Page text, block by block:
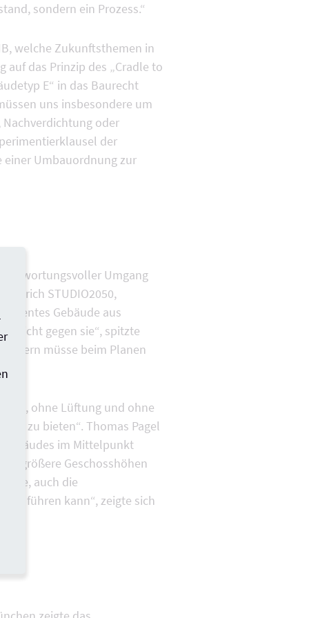
sondern ein Prozess.“
welche Zukunftsthemen in
das Prinzip des „Cradle to
E“ in das Baurecht
uns insbesondere um
Nachverdichtung oder
der
einer Umbauordnung zur
Umgang
STUDIO2050,
Gebäude aus
nicht gegen sie“, spitzte
müsse beim Planen
ohne Lüftung und ohne
zu bieten“. Thomas Pagel
im Mittelpunkt
größere Geschosshöhen
auch die
führen kann“, zeigte sich